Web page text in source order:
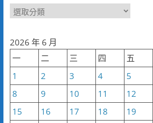
新
類
2026 年 6 月
一
二 三 四 五
1
2 3 4 5
8
9 10 11 12
15
16 17 18 19